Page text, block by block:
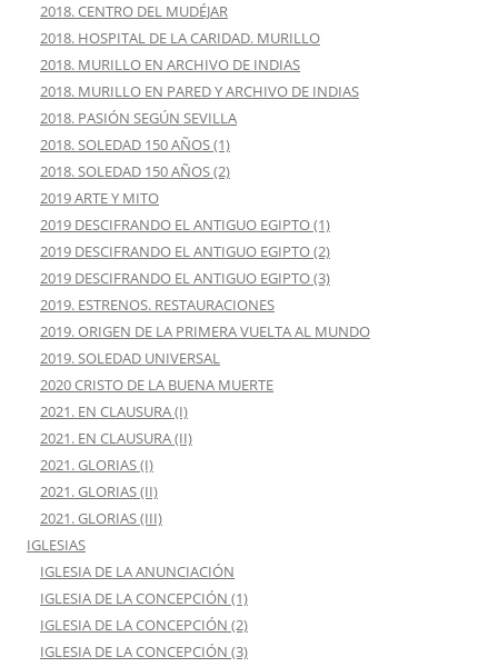
2018. CENTRO DEL MUDÉJAR
2018. HOSPITAL DE LA CARIDAD. MURILLO
2018. MURILLO EN ARCHIVO DE INDIAS
2018. MURILLO EN PARED Y ARCHIVO DE INDIAS
2018. PASIÓN SEGÚN SEVILLA
2018. SOLEDAD 150 AÑOS (1)
2018. SOLEDAD 150 AÑOS (2)
2019 ARTE Y MITO
2019 DESCIFRANDO EL ANTIGUO EGIPTO (1)
2019 DESCIFRANDO EL ANTIGUO EGIPTO (2)
2019 DESCIFRANDO EL ANTIGUO EGIPTO (3)
2019. ESTRENOS. RESTAURACIONES
2019. ORIGEN DE LA PRIMERA VUELTA AL MUNDO
2019. SOLEDAD UNIVERSAL
2020 CRISTO DE LA BUENA MUERTE
2021. EN CLAUSURA (I)
2021. EN CLAUSURA (II)
2021. GLORIAS (I)
2021. GLORIAS (II)
2021. GLORIAS (III)
IGLESIAS
IGLESIA DE LA ANUNCIACIÓN
IGLESIA DE LA CONCEPCIÓN (1)
IGLESIA DE LA CONCEPCIÓN (2)
IGLESIA DE LA CONCEPCIÓN (3)